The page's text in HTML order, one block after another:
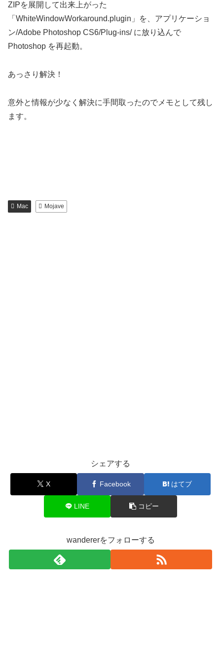
ZIPを展開して出来上がった
「WhiteWindowWorkaround.plugin」を、アプリケーショ
ン/Adobe Photoshop CS6/Plug-ins/ に放り込んで
Photoshop を再起動。
あっさり解決！
意外と情報が少なく解決に手間取ったのでメモとして残し
ます。
Mac Mojave
シェアする
X Facebook はてブ
LINE コピー
wandererをフォローする